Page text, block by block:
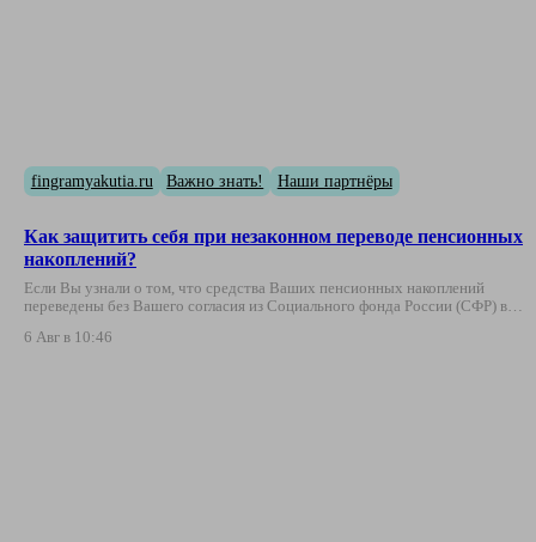
fingramyakutia.ru Важно знать! Наши партнёры
Как защитить себя при незаконном переводе пенсионных
накоплений?
Если Вы узнали о том, что средства Ваших пенсионных накоплений
переведены без Вашего согласия из Социального фонда России (СФР) в…
6 Авг в 10:46